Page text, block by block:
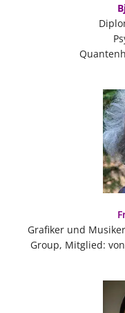
Grafiker und
Group, Mitglied: